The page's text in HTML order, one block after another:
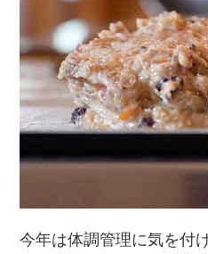
今年は体調管理に気を付